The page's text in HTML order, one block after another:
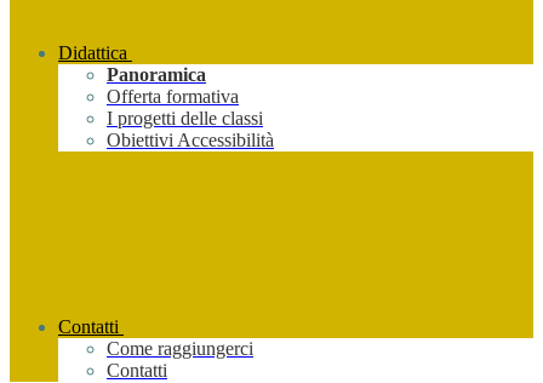
Didattica
Panoramica
Offerta formativa
I progetti delle classi
Obiettivi Accessibilità
Contatti
Come raggiungerci
Contatti